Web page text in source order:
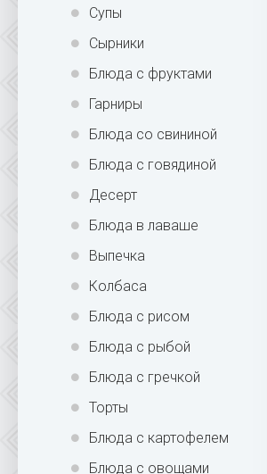
Супы
Сырники
Блюда с фруктами
Гарниры
Блюда со свининой
Блюда с говядиной
Десерт
Блюда в лаваше
Выпечка
Колбаса
Блюда с рисом
Блюда с рыбой
Блюда с гречкой
Торты
Блюда с картофелем
Блюда с овощами